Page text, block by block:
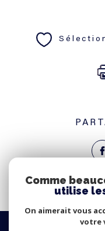
Comme
utilise
On aimerait vous
votre